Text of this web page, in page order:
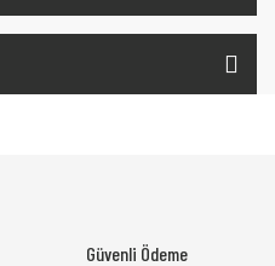
Güvenli Ödeme